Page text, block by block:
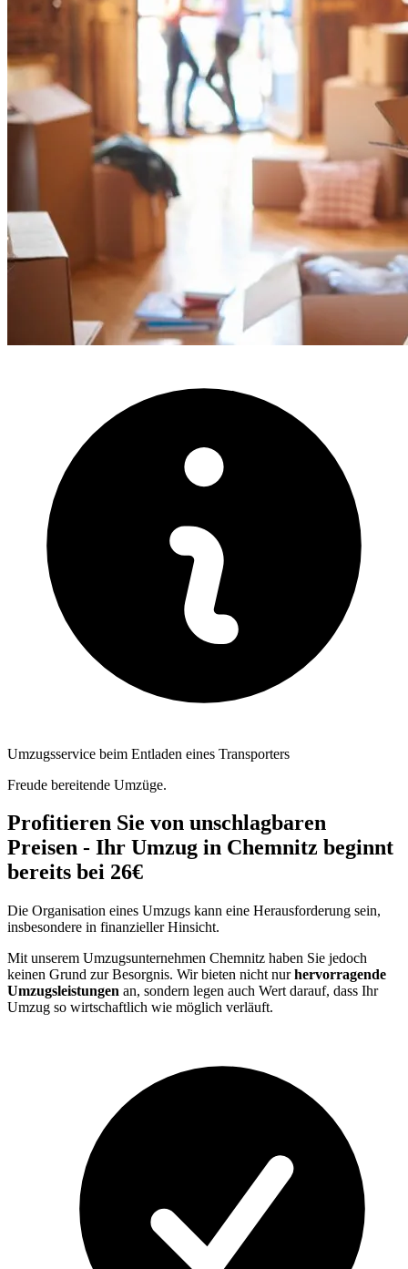
Umzugsservice beim Entladen eines Transporters
Freude bereitende Umzüge.
Profitieren Sie von unschlagbaren
Preisen - Ihr Umzug in Chemnitz beginnt
bereits bei 26€
Die Organisation eines Umzugs kann eine Herausforderung sein,
insbesondere in finanzieller Hinsicht.
Mit unserem Umzugsunternehmen Chemnitz haben Sie jedoch
keinen Grund zur Besorgnis. Wir bieten nicht nurhervorragende
Umzugsleistungen an, sondern legen auch Wert darauf, dass Ihr
Umzug so wirtschaftlich wie möglich verläuft.